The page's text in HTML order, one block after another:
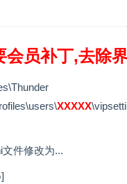
会员补丁,去除
XXXXX
件修改为...